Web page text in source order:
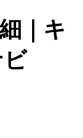
｜キ